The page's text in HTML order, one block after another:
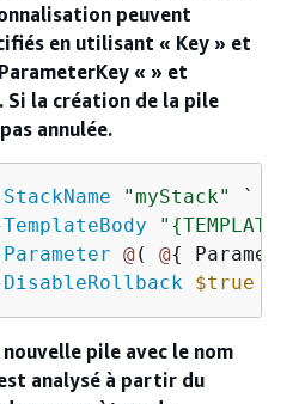
peuvent
en utilisant « Key » et
« » et
Si la création de la pile
annulée.
"myStack"
`
" {TEMPLATE
@( @{
$true
nouvelle pile avec le nom
analysé à partir du